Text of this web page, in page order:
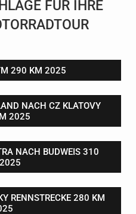
FÜR IHRE
290 KM 2025
NACH CZ KLATOVY
2025
NACH BUDWEIS 310
RENNSTRECKE 280 KM